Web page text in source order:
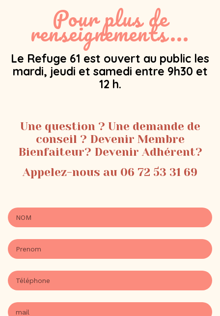
Pour plus de
renseignements...
Le Refuge 61 est ouvert au public les
mardi, jeudi et samedi entre 9h30 et
12 h.
Une question ? Une demande de
conseil ? Devenir Membre
Bienfaiteur? Devenir Adhérent?
Appelez-nous au 06 72 53 31 69